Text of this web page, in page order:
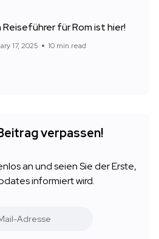
Reiseführer für Rom ist hier!
17, 2025 10 min read
verpassen!
an und seien Sie der Erste,
informiert wird.